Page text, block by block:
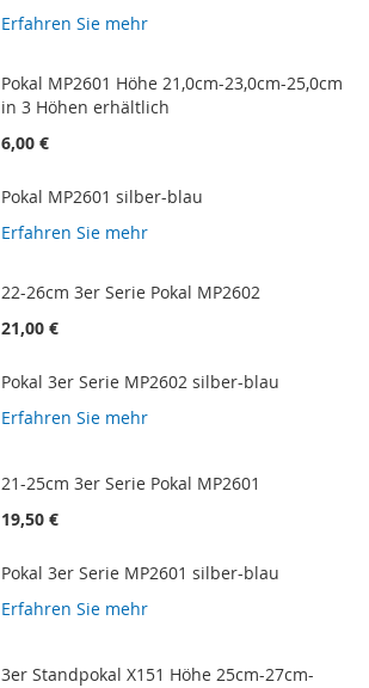
Erfahren Sie mehr
Pokal MP2601 Höhe 21,0cm-23,0cm-25,0cm
in 3 Höhen erhältlich
6,00 €
Pokal MP2601 silber-blau
Erfahren Sie mehr
22-26cm 3er Serie Pokal MP2602
21,00 €
Pokal 3er Serie MP2602 silber-blau
Erfahren Sie mehr
21-25cm 3er Serie Pokal MP2601
19,50 €
Pokal 3er Serie MP2601 silber-blau
Erfahren Sie mehr
3er Standpokal X151 Höhe 25cm-27cm-